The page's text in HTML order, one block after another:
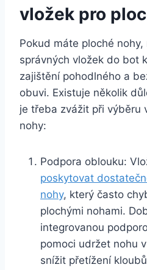
vložek pro
Pokud máte ploché
správných vložek do bot
zajištění pohodlného a
obuvi. Existuje několik
je třeba zvážit při výběru
nohy:
Podpora oblouku:
poskytovat
nohy, který často
plochými nohami.
integrovanou
pomoci udržet nohu
snížit přetížení